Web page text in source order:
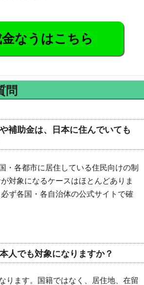
なうはこちら
問
補助金は、日本に住んでいても
・各都市に居住している住民向けの制
対象になるケースはほとんどありま
ず各国・各自治体の公式サイトで確
人でも対象になりますか？
ります。国籍ではなく、居住地、在留